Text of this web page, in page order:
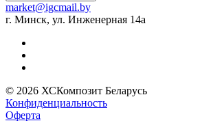
market@igcmail.by
г. Минск, ул. Инженерная 14а
© 2026 ХСКомпозит Беларусь
Конфиденциальность
Оферта